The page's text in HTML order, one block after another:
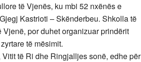
të Vjenës, ku mbi 52 nxënës e
Kastrioti – Skënderbeu. Shkolla të
por duhet organizuar prindërit
të mësimit.
të Ri dhe Ringjalljes sonë, edhe për